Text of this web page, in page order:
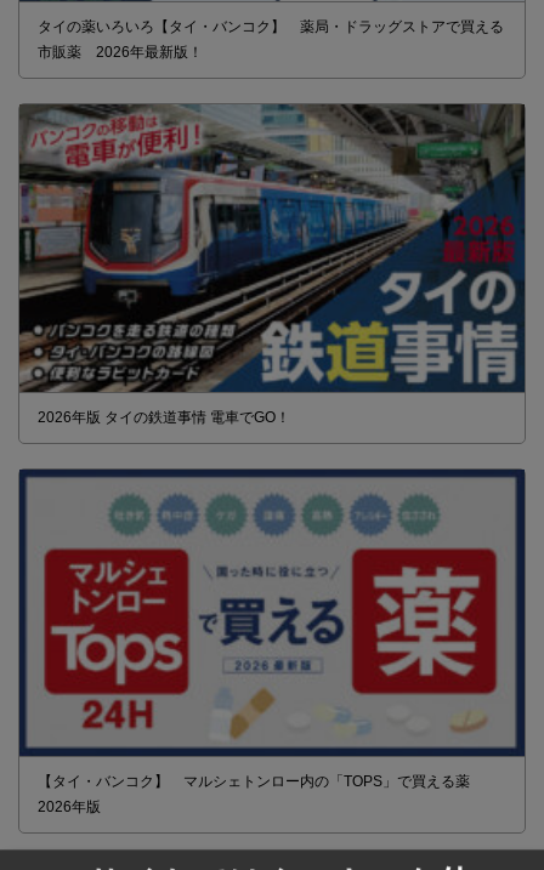
タイの薬いろいろ【タイ・バンコク】 薬局・ドラッグストアで買える
市販薬 2026年最新版！
2026年版 タイの鉄道事情 電車でGO！
【タイ・バンコク】 マルシェトンロー内の「TOPS」で買える薬
2026年版